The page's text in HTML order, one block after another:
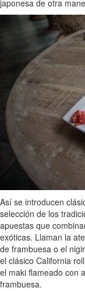
japonesa de otra
Así se introducen
selección de los
apuestas que
exóticas. Llaman la
de frambuesa o el
el clásico California
el maki flameado con
frambuesa.